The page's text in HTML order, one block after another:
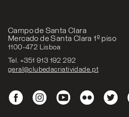
Campo de Santa Clara
Mercado de Santa Clara 1º piso
1100-472 Lisboa
Tel. +351 913 192 292
geral@clubedacriatividade.pt